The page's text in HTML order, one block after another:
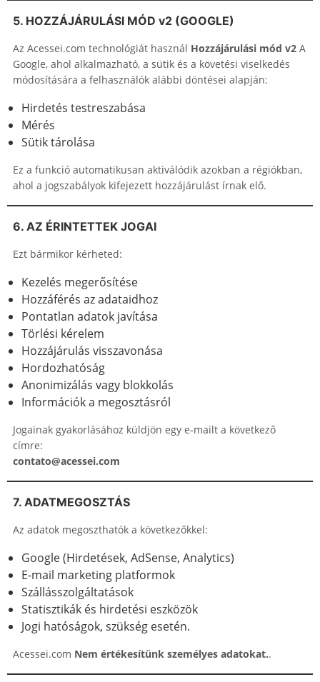
5. HOZZÁJÁRULÁSI MÓD v2 (GOOGLE)
Az Acessei.com technológiát használ Hozzájárulási mód v2 A
Google, ahol alkalmazható, a sütik és a követési viselkedés
módosítására a felhasználók alábbi döntései alapján:
Hirdetés testreszabása
Mérés
Sütik tárolása
Ez a funkció automatikusan aktiválódik azokban a régiókban,
ahol a jogszabályok kifejezett hozzájárulást írnak elő.
6. AZ ÉRINTETTEK JOGAI
Ezt bármikor kérheted:
Kezelés megerősítése
Hozzáférés az adataidhoz
Pontatlan adatok javítása
Törlési kérelem
Hozzájárulás visszavonása
Hordozhatóság
Anonimizálás vagy blokkolás
Információk a megosztásról
Jogainak gyakorlásához küldjön egy e-mailt a következő
címre:
contato@acessei.com
7. ADATMEGOSZTÁS
Az adatok megoszthatók a következőkkel:
Google (Hirdetések, AdSense, Analytics)
E-mail marketing platformok
Szállásszolgáltatások
Statisztikák és hirdetési eszközök
Jogi hatóságok, szükség esetén.
Acessei.com Nem értékesítünk személyes adatokat..